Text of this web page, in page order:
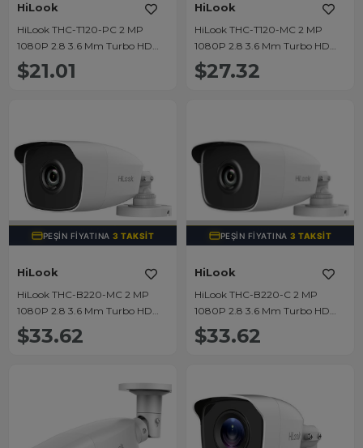
HiLook
HiLook THC-T120-PC 2 MP
1080P 2.8 3.6 Mm Turbo HD
Mini Dome Kamera
$21.01
HiLook
HiLook THC-T120-MC 2 MP
1080P 2.8 3.6 Mm Turbo HD
Mini Dome Kamera
$27.32
TÜKENDI
PEŞIN FIYATINA3 TAKSIT
HiLook
HiLook THC-B220-MC 2 MP
1080P 2.8 3.6 Mm Turbo HD
Mini Bullet Kamera
$33.62
TÜKENDI
PEŞIN FIYATINA3 TAKSIT
HiLook
HiLook THC-B220-C 2 MP
1080P 2.8 3.6 Mm Turbo HD
Mini Bullet Kamera
$33.62